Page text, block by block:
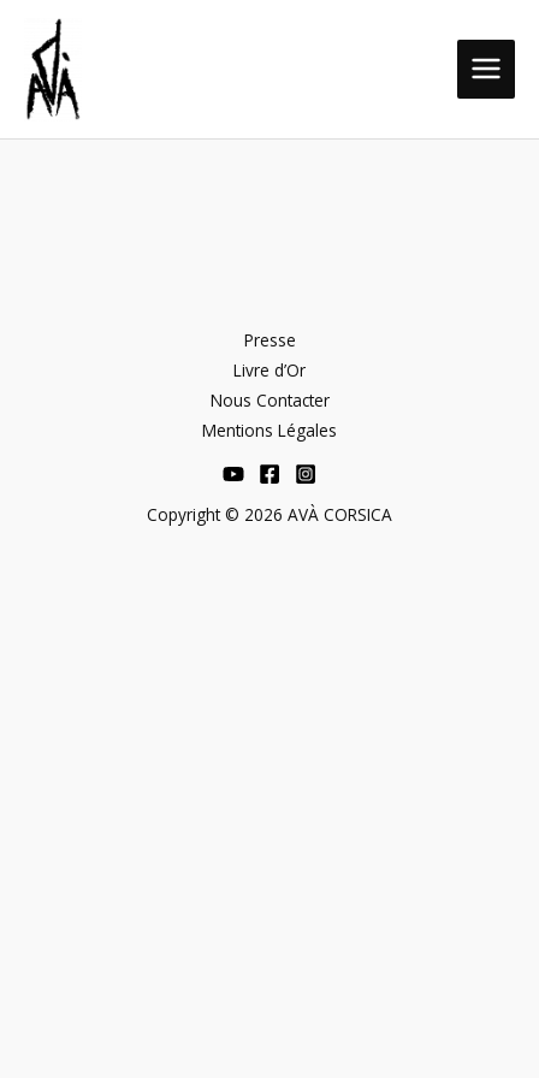
contenu
Presse
Livre d’Or
Nous Contacter
Mentions Légales
Copyright © 2026 AVÀ CORSICA